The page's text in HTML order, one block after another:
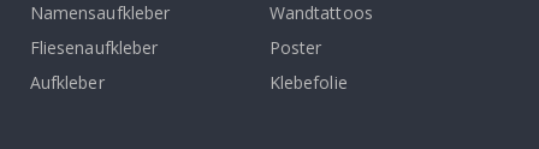
Namensaufkleber
Wandtattoos
Fliesenaufkleber
Poster
Aufkleber
Klebefolie